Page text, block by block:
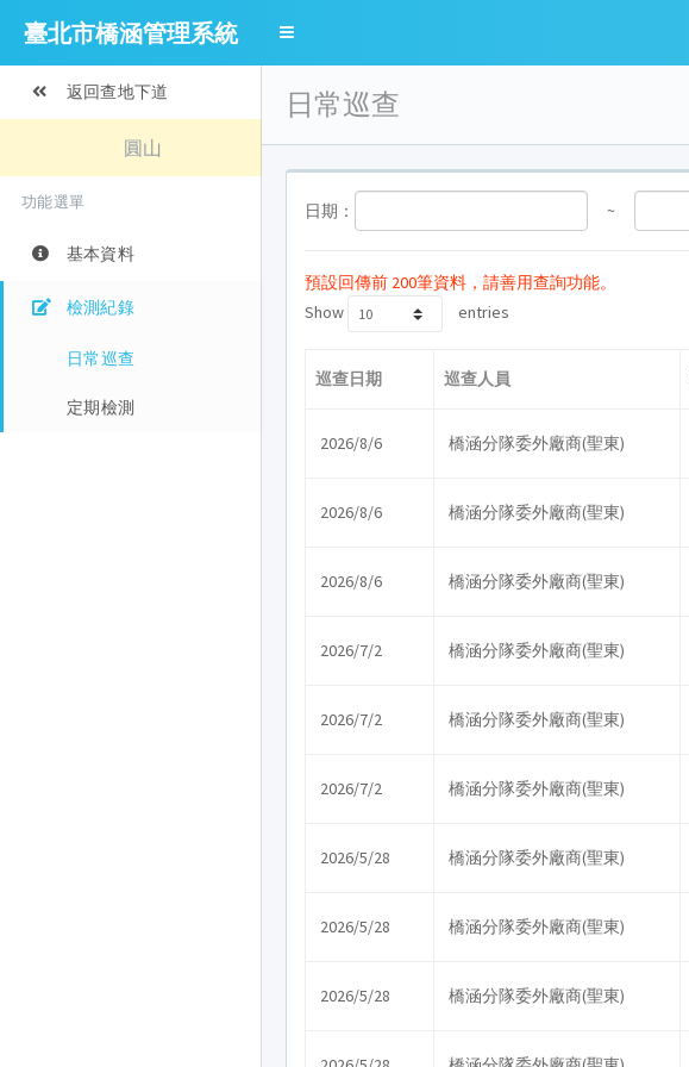
臺北市橋涵管理系統
返回查地下道
圓山
功能選單
基本資料
檢測紀錄
日常巡查
定期檢測
日常巡查
日期： ~
預設回傳前 200筆資料，請善用查詢功能。
Show
entries
巡查日期 巡查人員
2026/8/6 橋涵分隊委外廠商(聖東)
2026/8/6 橋涵分隊委外廠商(聖東)
2026/8/6 橋涵分隊委外廠商(聖東)
2026/7/2 橋涵分隊委外廠商(聖東)
2026/7/2 橋涵分隊委外廠商(聖東)
2026/7/2 橋涵分隊委外廠商(聖東)
2026/5/28 橋涵分隊委外廠商(聖東)
2026/5/28 橋涵分隊委外廠商(聖東)
2026/5/28 橋涵分隊委外廠商(聖東)